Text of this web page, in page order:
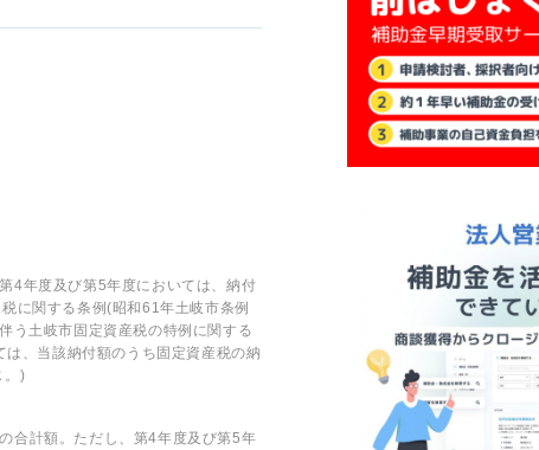
4年度及び第5年度においては、納付
に関する条例(昭和61年土岐市条例
う土岐市固定資産税の特例に関する
、当該納付額のうち固定資産税の納
。)
合計額。ただし、第4年度及び第5年